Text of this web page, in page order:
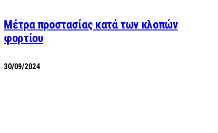
Μέτρα προστασίας κατά των κλοπών
φορτίου
30/09/2024